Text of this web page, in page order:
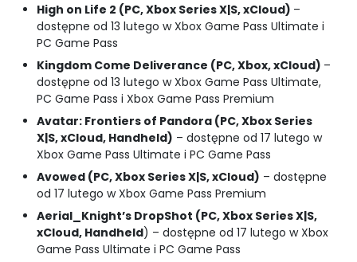
High on Life 2 (PC, Xbox Series X|S, xCloud) –
dostępne od 13 lutego w Xbox Game Pass Ultimate i
PC Game Pass
Kingdom Come Deliverance (PC, Xbox, xCloud) –
dostępne od 13 lutego w Xbox Game Pass Ultimate,
PC Game Pass i Xbox Game Pass Premium
Avatar: Frontiers of Pandora (PC, Xbox Series
X|S, xCloud, Handheld) – dostępne od 17 lutego w
Xbox Game Pass Ultimate i PC Game Pass
Avowed (PC, Xbox Series X|S, xCloud) – dostępne
od 17 lutego w Xbox Game Pass Premium
Aerial_Knight’s DropShot (PC, Xbox Series X|S,
xCloud, Handheld) – dostępne od 17 lutego w Xbox
Game Pass Ultimate i PC Game Pass